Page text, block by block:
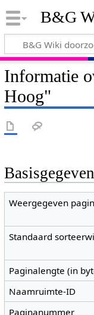
B&G
Informatie
Hoog"
Weergegeven
Standaard
Paginalengte (in
Naamruimte-ID
Paginanummer